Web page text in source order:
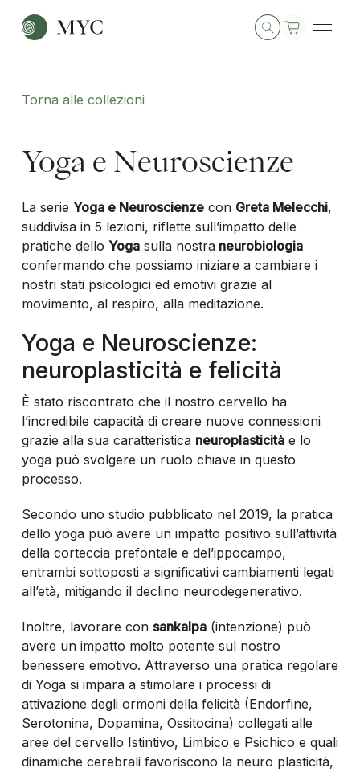
Torna alle collezioni
Yoga e Neuroscienze
La serie Yoga e Neuroscienzecon Greta Melecchi,
suddivisa in 5 lezioni, riflette sull’impatto delle
pratiche dello Yogasulla nostraneurobiologia
confermando che possiamo iniziare a cambiare i
nostri stati psicologici ed emotivi grazie al
movimento, al respiro, alla meditazione.
Yoga e Neuroscienze:
neuroplasticità e felicità
È stato riscontrato che il nostro cervello ha
l’incredibile capacità di creare nuove connessioni
grazie alla sua caratteristica neuroplasticitàe lo
yoga può svolgere un ruolo chiave in questo
processo.
Secondo uno studio pubblicato nel 2019, la pratica
dello yoga può avere un impatto positivo sull’attività
della corteccia prefontale e del’ippocampo,
entrambi sottoposti a significativi cambiamenti legati
all’età, mitigando il declino neurodegenerativo.
Inoltre, lavorare con sankalpa(intenzione) può
avere un impatto molto potente sul nostro
benessere emotivo. Attraverso una pratica regolare
di Yoga si impara a stimolare i processi di
attivazione degli ormoni della felicità (Endorfine,
Serotonina, Dopamina, Ossitocina) collegati alle
aree del cervello Istintivo, Limbico e Psichico e quali
dinamiche cerebrali favoriscono la neuro plasticità,